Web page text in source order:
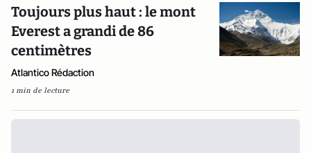
Toujours plus haut : le mont
Everest a grandi de 86
centimètres
Atlantico Rédaction
1 min de lecture